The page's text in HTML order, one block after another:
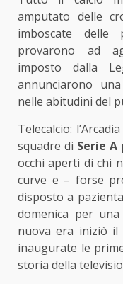
amputato delle
imboscate delle
provarono ad
imposto dalla
annunciarono
nelle abitudini del
Telecalcio:
squadre di Serie A
occhi aperti di chi
curve e – forse
disposto a
domenica per
nuova era iniziò il
inaugurate le
storia della